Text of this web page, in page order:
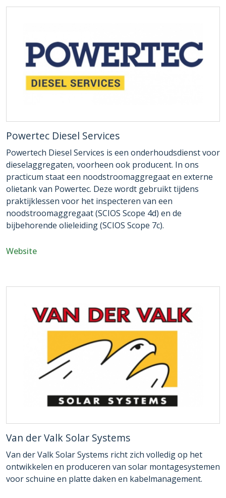
Powertec Diesel Services
Powertech Diesel Services is een onderhoudsdienst voor
dieselaggregaten, voorheen ook producent. In ons
practicum staat een noodstroomaggregaat en externe
olietank van Powertec. Deze wordt gebruikt tijdens
praktijklessen voor het inspecteren van een
noodstroomaggregaat (SCIOS Scope 4d) en de
bijbehorende olieleiding (SCIOS Scope 7c).
Website
Van der Valk Solar Systems
Van der Valk Solar Systems richt zich volledig op het
ontwikkelen en produceren van solar montagesystemen
voor schuine en platte daken en kabelmanagement.